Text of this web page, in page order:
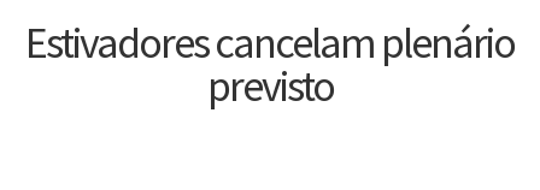
Estivadores cancelam plenário
previsto